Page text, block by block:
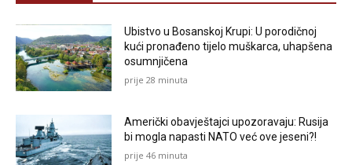
Ubistvo u Bosanskoj Krupi: U porodičnoj
kući pronađeno tijelo muškarca, uhapšena
osumnjičena
prije 28 minuta
Američki obavještajci upozoravaju: Rusija
bi mogla napasti NATO već ove jeseni?!
prije 46 minuta